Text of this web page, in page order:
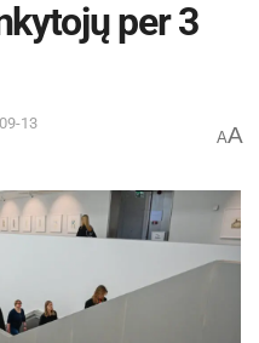
per 3
13
AA